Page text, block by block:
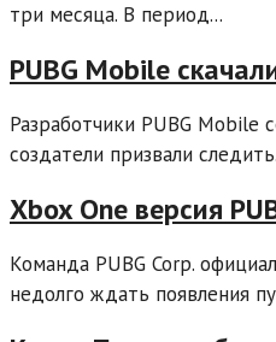
три месяца. В период...
PUBG Mobile
Разработчики PUBG Mobile
создатели призвали
Xbox One версия
Команда PUBG Corp.
недолго ждать появления